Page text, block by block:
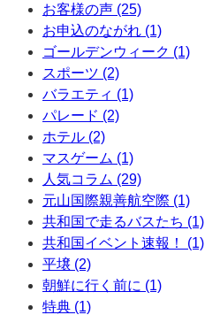
お客様の声 (25)
お申込のながれ (1)
ゴールデンウィーク (1)
スポーツ (2)
バラエティ (1)
パレード (2)
ホテル (2)
マスゲーム (1)
人気コラム (29)
元山国際親善航空際 (1)
共和国で走るバスたち (1)
共和国イベント速報！ (1)
平壌 (2)
朝鮮に行く前に (1)
特典 (1)